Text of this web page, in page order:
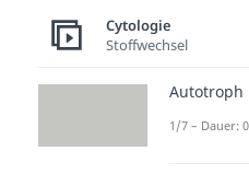
Das
(SR) ist
Cytologie
Stoffwechsel
Autotroph
1/7 – Dauer: